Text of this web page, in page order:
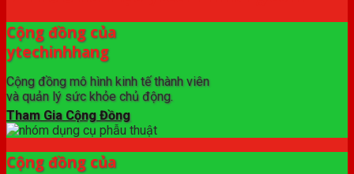
Cộng đồng của
ytechinhhang
Cộng đồng mô hình kinh tế thành viên
và quản lý sức khỏe chủ động.
Tham Gia Cộng Đồng
Cộng đồng của